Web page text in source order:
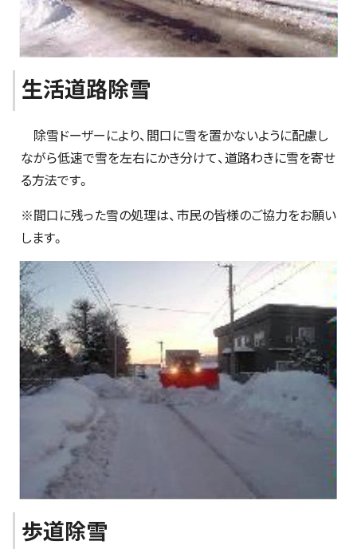
生活道路除雪
除雪ドーザーにより、間口に雪を置かないように配慮し
ながら低速で雪を左右にかき分けて、道路わきに雪を寄せ
る方法です。
※間口に残った雪の処理は、市民の皆様のご協力をお願い
します。
歩道除雪